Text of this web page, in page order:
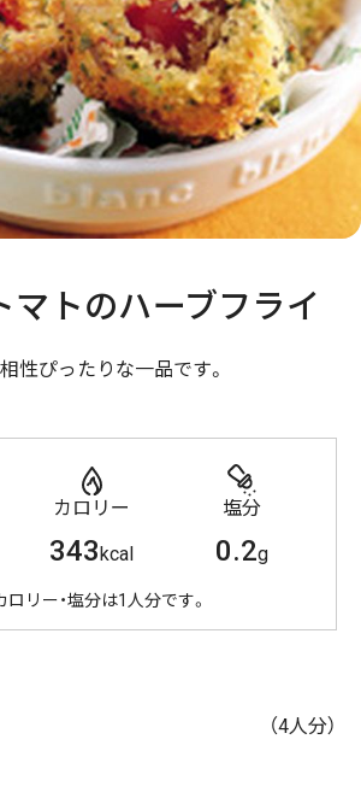
マトのハーブフライ
性ぴったりな一品です。
カロリー
343kcal
塩分
0.2g
リー・塩分は1人分です。
（4人分）